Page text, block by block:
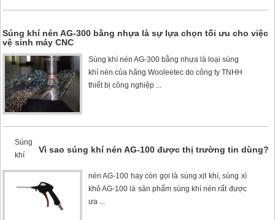
Súng khí nén AG-300 bằng nhựa là sự lựa chọn tối ưu cho việc
vệ sinh máy CNC
Súng khí nén AG-300 bằng nhựa là loại súng
khí nén của hãng Wooleetec do công ty TNHH
thiết bị công nghiệp ...
Vì sao súng khí nén AG-100 được thị trường tin dùng?
Súng
khí
nén AG-100 hay còn gọi là súng xịt khí, súng xì
khô AG-100 là sản phẩm súng khí nén rất được
ưa ...